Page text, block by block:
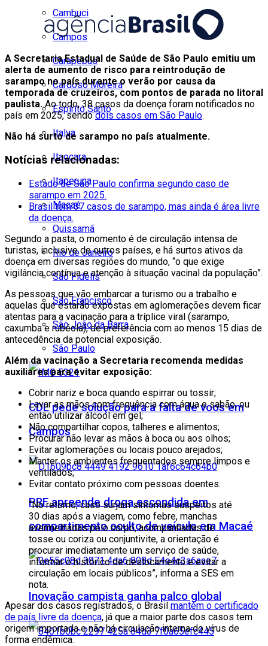
Cambuci
Campos
Carapebus
Cardoso Moreira
Espírito Santo
Italva
Itaocara
Itaperuna
Macaé
Quissamã
Rio de Janeiro
São Fidélis
São Francisco
São João da Barra
São Paulo
CDL pede solução para a falta de voos em
Campos
PRF apreende droga escondida em
compartimento oculto de veículo em Macaé
Inovação campista ganha palco global
A Secretaria Estadual de Saúde de São Paulo emitiu um
alerta de aumento de risco para reintrodução de
sarampo no país durante o verão por causa da
temporada de cruzeiros, com pontos de parada no litoral
paulista.Ao todo, 38 casos da doença foram notificados no
país em 2025, sendodois casos em São Paulo.
Não há surto de sarampo no país atualmente.
Notícias relacionadas:
Estado de São Paulo confirma segundo caso de
sarampo em 2025.
Brasil tem 37 casos de sarampo, mas ainda é área livre
da doença.
Segundo a pasta, o momento é de circulação intensa de
turistas, inclusive de outros países, e há surtos ativos da
doença em diversas regiões do mundo, “o que exige
vigilância contínua e atenção à situação vacinal da população”.
As pessoas que vão embarcar a turismo ou a trabalho e
aquelas que estarão expostas em aglomerações devem ficar
atentas para a vacinação para a tríplice viral (sarampo,
caxumba e rubéola), de preferência com ao menos 15 dias de
antecedência da potencial exposição.
Além da vacinação a Secretaria recomenda medidas
auxiliares para evitar exposição:
Cobrir nariz e boca quando espirrar ou tossir;
Lavar as mãos com frequência com água e sabão, ou
então utilizar álcool em gel;
Não compartilhar copos, talheres e alimentos;
Procurar não levar as mãos à boca ou aos olhos;
Evitar aglomerações ou locais pouco arejados;
Manter os ambientes frequentados sempre limpos e
ventilados;
Evitar contato próximo com pessoas doentes.
“No retorno, caso surjam sintomas suspeitos até
30 dias após a viagem, como febre, manchas
avermelhadas pelo corpo, acompanhadas de
tosse ou coriza ou conjuntivite, a orientação é
procurar imediatamente um serviço de saúde,
informar o histórico de deslocamento e evitar a
circulação em locais públicos”, informa a SES em
nota.
Apesar dos casos registrados, o Brasil mantém o certificado
de país livre da doença, já que a maior parte dos casos tem
origem importada e não há circulação interna do vírus de
forma endêmica.